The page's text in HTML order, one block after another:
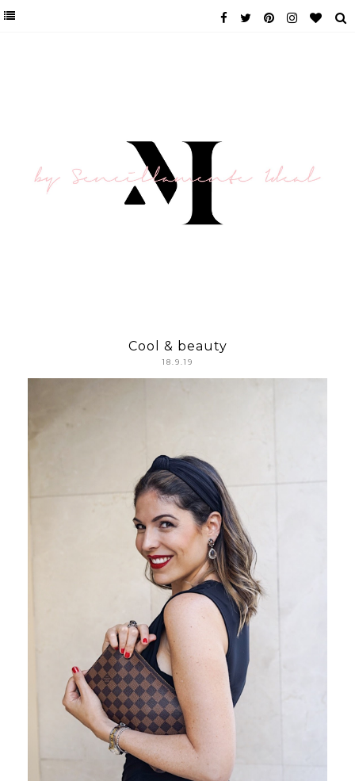
Cool & beauty
18.9.19